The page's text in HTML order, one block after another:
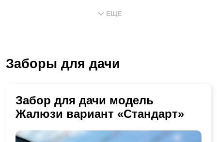
установка заборов
ЕЩЕ
Заборы для дачи
Забор для дачи модель
Жалюзи вариант «Стандарт»